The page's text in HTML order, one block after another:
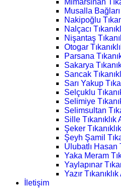
Mimarsinan
Musalla Bağları
Nakipoğlu
Nalçacı
Nişantaş
Otogar
Parsana
Sakarya
Sancak
Sarı Yakup
Selçuklu
Selimiye
Selimsultan
Sille Tıkanıklık
Şeker
Şeyh Şamil
Ulubatlı Hasan
Yaka Meram
Yaylapınar
Yazır
İletişim